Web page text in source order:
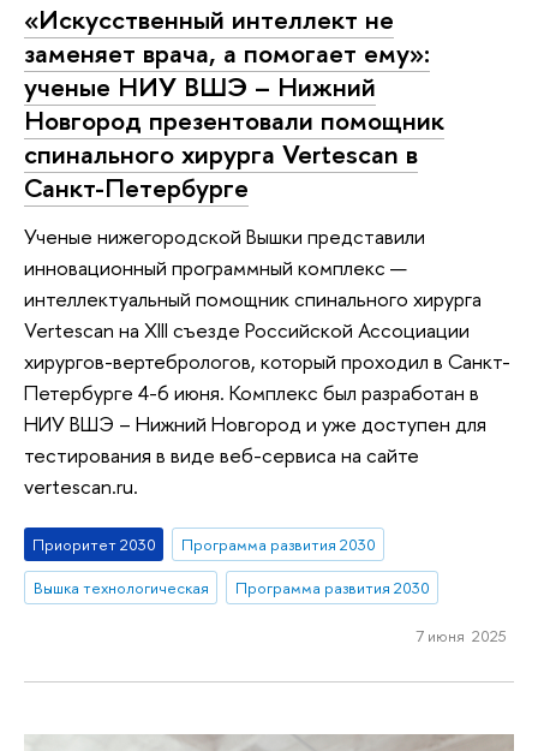
«Искусственный интеллект не
заменяет врача, а помогает ему»:
ученые НИУ ВШЭ – Нижний
Новгород презентовали помощник
спинального хирурга Vertescan в
Санкт-Петербурге
Ученые нижегородской Вышки представили
инновационный программный комплекс —
интеллектуальный помощник спинального хирурга
Vertescan на XIII съезде Российской Ассоциации
хирургов-вертебрологов, который проходил в Санкт-
Петербурге 4-6 июня. Комплекс был разработан в
НИУ ВШЭ – Нижний Новгород и уже доступен для
тестирования в виде веб-сервиса на сайте
vertescan.ru.
Приоритет 2030
Программа развития 2030
Вышка технологическая
Программа развития 2030
7 июня 2025